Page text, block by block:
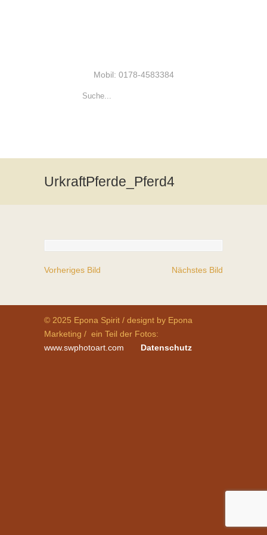
Mobil: 0178-4583384
UrkraftPferde_Pferd4
Vorheriges Bild Nächstes Bild
© 2025 Epona Spirit / designt by Epona
Marketing / ein Teil der Fotos:
www.swphotoart.com
Datenschutz